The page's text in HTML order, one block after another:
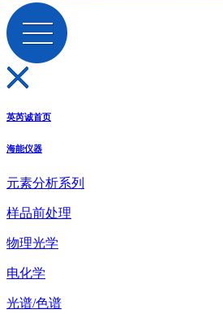
英芮诚首页
海能仪器
元素分析系列
样品前处理
物理光学
电化学
光谱/色谱